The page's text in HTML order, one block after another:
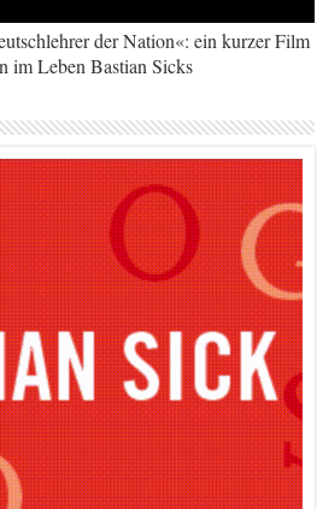
der Nation«: ein kurzer Film
im Leben Bastian Sicks